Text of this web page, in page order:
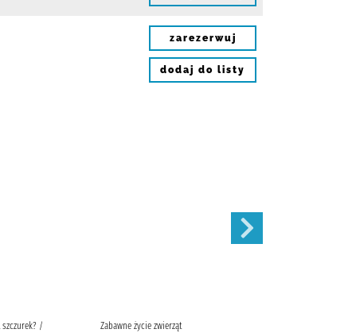
zarezerwuj
dodaj do listy
szczurek? / Zabawne życie zwierząt